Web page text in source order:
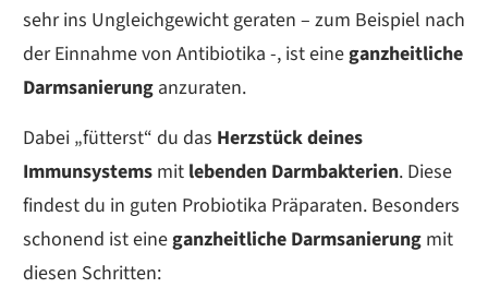
sehr ins Ungleichgewicht geraten – zum Beispiel nach
der Einnahme von Antibiotika -, ist eine ganzheitliche
Darmsanierung anzuraten.
Dabei „fütterst“ du das Herzstück deines
Immunsystems mit lebenden Darmbakterien. Diese
findest du in guten Probiotika Präparaten. Besonders
schonend ist eine ganzheitliche Darmsanierung mit
diesen Schritten: